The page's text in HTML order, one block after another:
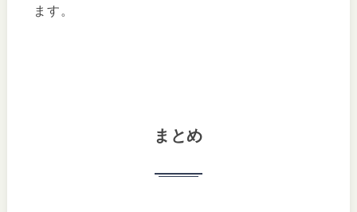
ます。
まとめ